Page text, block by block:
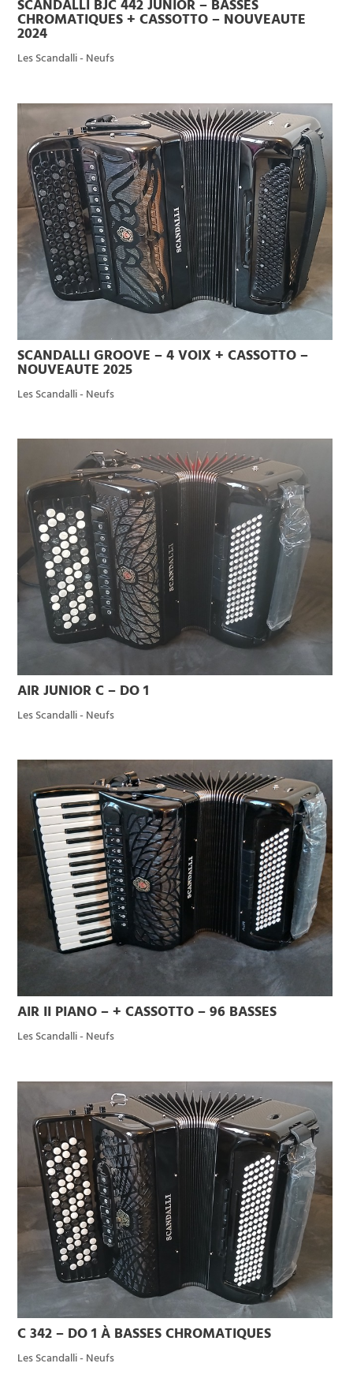
SCANDALLI BJC 442 JUNIOR – BASSES
CHROMATIQUES + CASSOTTO – NOUVEAUTE
2024
Les Scandalli - Neufs
SCANDALLI GROOVE – 4 VOIX + CASSOTTO –
NOUVEAUTE 2025
Les Scandalli - Neufs
AIR JUNIOR C – DO 1
Les Scandalli - Neufs
AIR II PIANO – + CASSOTTO – 96 BASSES
Les Scandalli - Neufs
C 342 – DO 1 À BASSES CHROMATIQUES
Les Scandalli - Neufs